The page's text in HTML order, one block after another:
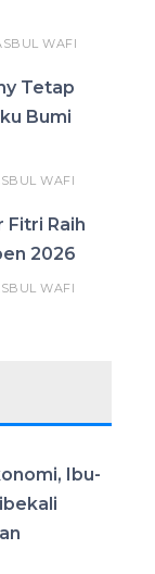
WAFI
Tetap
Bumi
WAFI
Fitri Raih
2026
WAFI
Ibu-